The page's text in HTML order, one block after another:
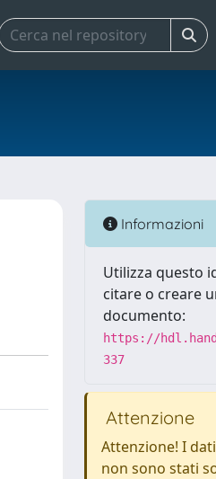
Informazioni
Utilizza questo
citare o creare
documento:
https://
337
Attenzione
Attenzione! I
non sono stati